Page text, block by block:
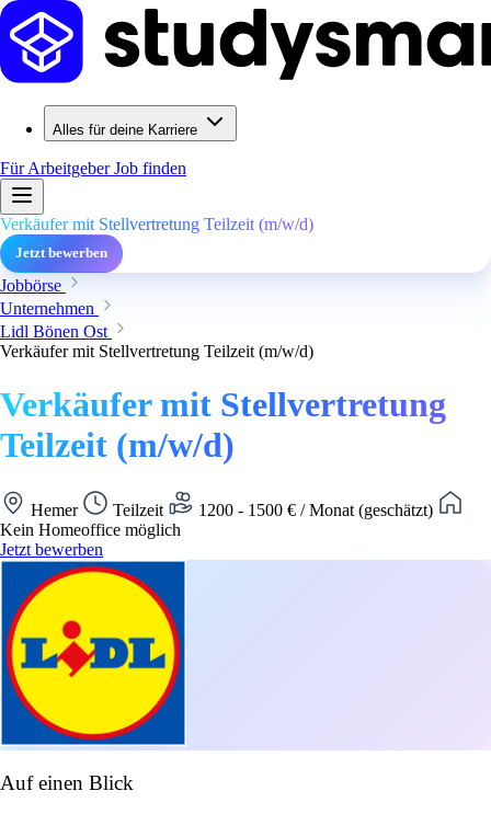
Alles für deine Karriere
Für ArbeitgeberJob finden
Verkäufer mit Stellvertretung Teilzeit (m/w/d)
Jetzt bewerben
Jobbörse
Unternehmen
Lidl Bönen Ost
Verkäufer mit Stellvertretung Teilzeit (m/w/d)
Verkäufer mit Stellvertretung
Teilzeit (m/w/d)
Hemer Teilzeit
1200 - 1500 € / Monat (geschätzt)
Kein Homeoffice möglich
Jetzt bewerben
Auf einen Blick